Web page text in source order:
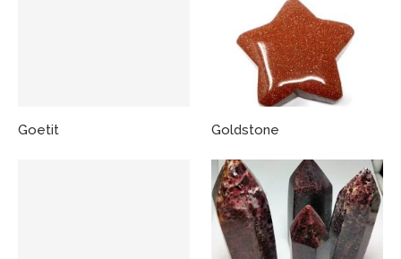
Goetit Goldstone